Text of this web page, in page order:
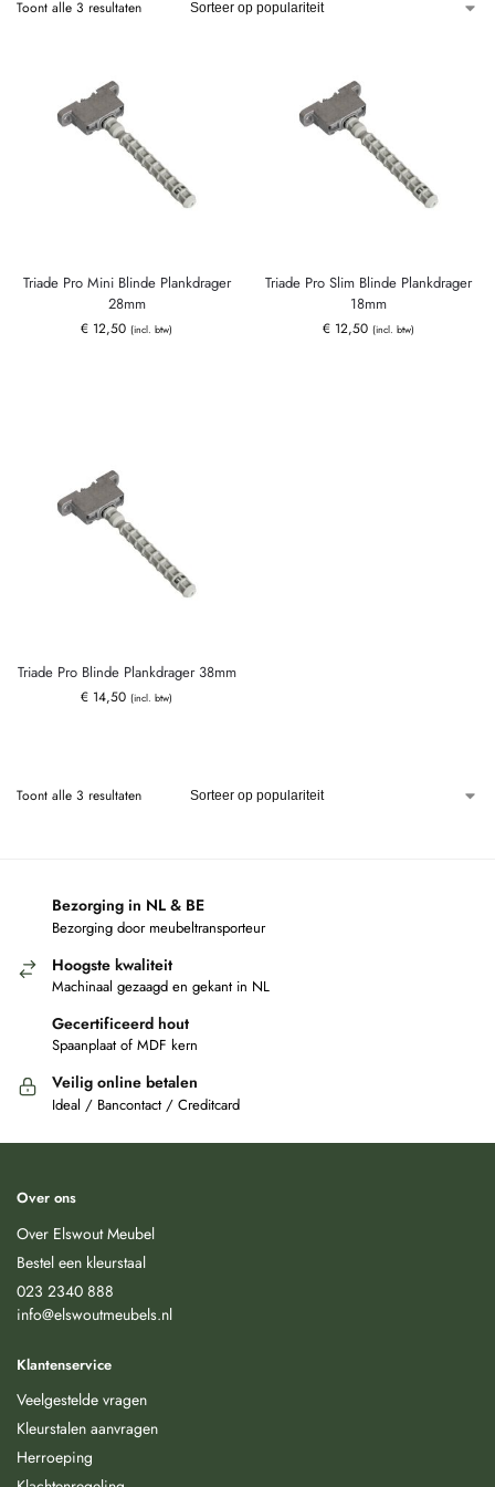
Toont alle 3 resultaten
Triade Pro Mini Blinde Plankdrager
28mm
€ 12,50 (incl. btw)
Triade Pro Slim Blinde Plankdrager
18mm
€ 12,50 (incl. btw)
Triade Pro Blinde Plankdrager 38mm
€ 14,50 (incl. btw)
Toont alle 3 resultaten
Bezorging in NL & BE
Bezorging door meubeltransporteur
Hoogste kwaliteit
Machinaal gezaagd en gekant in NL
Gecertificeerd hout
Spaanplaat of MDF kern
Veilig online betalen
Ideal / Bancontact / Creditcard
Over ons
Over Elswout Meubel
Bestel een kleurstaal
023 2340 888
info@elswoutmeubels.nl
Klantenservice
Veelgestelde vragen
Kleurstalen aanvragen
Herroeping